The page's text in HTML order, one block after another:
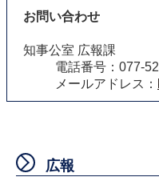
お問い合わせ
知事公室 広報課
電話番号：077-
メールアドレス：
広報